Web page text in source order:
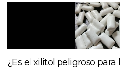
¿Es el xilitol peligroso para